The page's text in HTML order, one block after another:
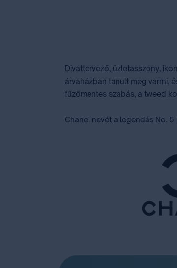
Divattervező, üzletasszony,
árvaházban tanult meg varrni,
fűzőmentes szabás, a tweed
Chanel nevét a legendás No.